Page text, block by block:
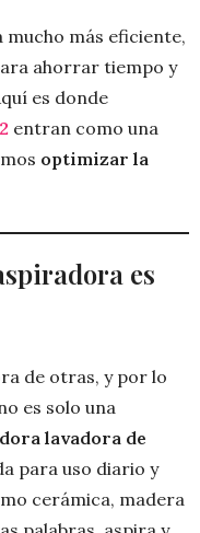
más eficiente,
ahorrar tiempo y
es donde
entran como una
optimizar la
es
de otras, y por lo
es solo una
lavadora de
para uso diario y
cerámica, madera